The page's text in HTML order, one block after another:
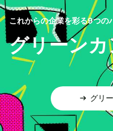
これからの企業を彩る9つの
グリーン
グリ